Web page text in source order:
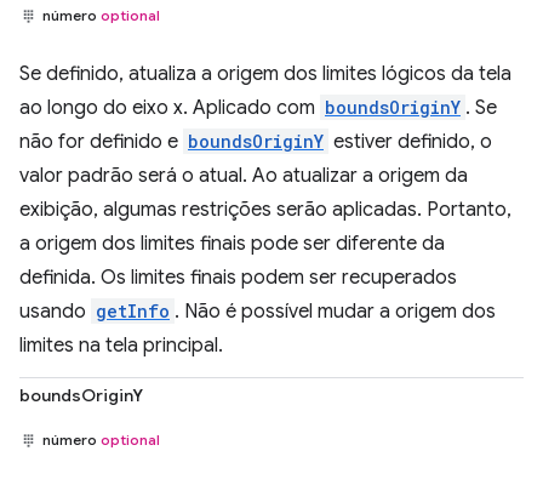
número optional
Se definido, atualiza a origem dos limites lógicos da tela
ao longo do eixo x. Aplicado com boundsOriginY . Se
não for definido e boundsOriginY estiver definido, o
valor padrão será o atual. Ao atualizar a origem da
exibição, algumas restrições serão aplicadas. Portanto,
a origem dos limites finais pode ser diferente da
definida. Os limites finais podem ser recuperados
usando getInfo . Não é possível mudar a origem dos
limites na tela principal.
boundsOriginY
número optional